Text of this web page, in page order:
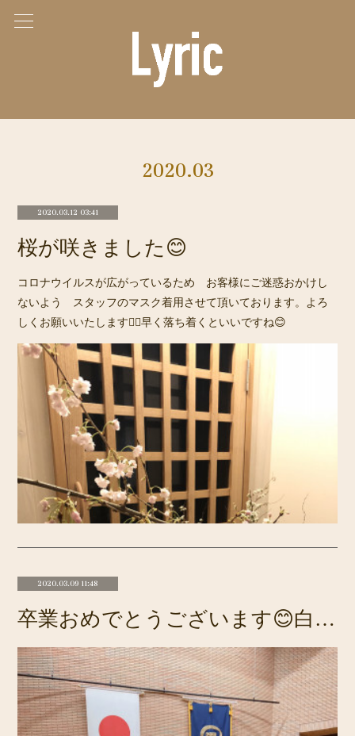
2020.03
2020.03.12 03:41
桜が咲きました😊
コロナウイルスが広がっているため お客様にご迷惑おかけし
ないよう スタッフのマスク着用させて頂いております。よろ
しくお願いいたします🙇‍♀️早く落ち着くといいですね😊
2020.03.09 11:48
卒業おめでとうございます😊白い袴 可愛いですね😌